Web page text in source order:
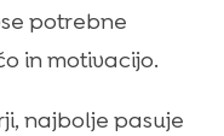
potrebne
in motivacijo.
najbolje pasuje